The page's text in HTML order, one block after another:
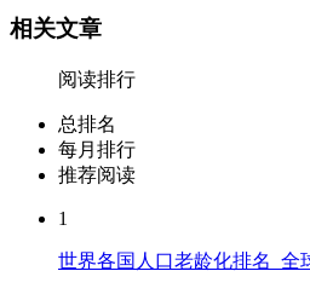
相关文章
阅读排行
总排名
每月排行
推荐阅读
1
世界各国人口老龄化排名_全